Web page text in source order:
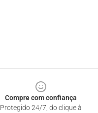
Compre com confiança
Protegido 24/7, do clique à